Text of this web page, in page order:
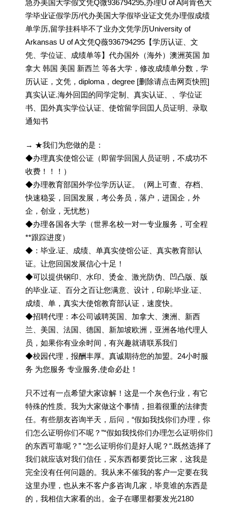
急办美国大学假文凭Q微936794295,办理U of A阿肯色大
学毕业证假学历/代办美国大学假毕业证文凭办理假成绩
单学历,留学挂科毕不了业办文凭学历University of
Arkansas U of A文凭Q薇936794295【学历认证、文
凭、学位证、成绩单等】代办国外（海外）澳洲英国 加
拿大 韩国 美国 新西兰 等各大学，修改成绩单分数，学
历认证，文凭，diploma，degree [删除请点击网页快照]
真实认证.海外回囯的同学定制、真实认证、、学位证
书、囯外真实学位认证、使馆留学回囯人员证明、录取
通知书
→ ★我们为您做的是：
◆办理真实使馆公证（即留学回国人员证明，不成功不
收费！！！）
◆办理教育部国外学位学历认证。（网上可查、存档、
快速稳妥，回国发展，考公务员，落户，进国企，外
企，创业，无忧愁）
◆办理各国各大学（世界名校一对一专业服务，可全程
**跟踪进度）
◆：毕业.证、成绩、单真实使馆公证、真实教育部认
证。让您回国发展信心十足！
◆可以提供钢印、水印、烫金、激光防伪、凹凸版、版
的毕业.证、百分之百让您满意、设计，印刷;毕业.证、
成绩、单，真实大使馆教育部认证，速度快。
◆招聘代理：本公司诚聘英国、加拿大、澳洲、新西
兰、美国、法国、德国、新加坡欧洲，亚洲各地代理人
员，如果你有业余时间，有兴趣就请联系我们
◆校园代理，报酬丰厚。真诚期待您的加盟。24小时服
务 为您服务 专业服务,使命必赴！
只不过有一点希望大家谅解！这是一个灰色行业，有它
特殊的性质。我为大家做这个事情，担着很重的法律责
任。有些朋友咨询半天，后问，“假如我找你们办理，你
们怎么证明你们不呢？”“假如我找你们办理怎么证明你们
的东西可靠呢？” “怎么证明你们是好人呢？“.既然选择了
我们就应该对我们信任，买东西都要货比三家，这我是
完全没有任何问题的。我从来不催我的客户一定要在我
这里办理，也从来不客户多咨询几家，毕竟谁的东西是
的，我相信大家看的出。金子在哪里都要发光2180